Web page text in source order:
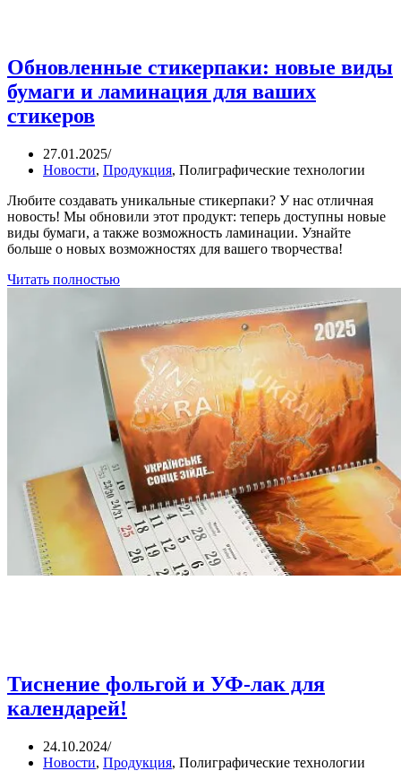
Обновленные стикерпаки: новые виды
бумаги и ламинация для ваших
стикеров
27.01.2025/
Новости, Продукция, Полиграфические технологии
Любите создавать уникальные стикерпаки? У нас отличная
новость! Мы обновили этот продукт: теперь доступны новые
виды бумаги, а также возможность ламинации. Узнайте
больше о новых возможностях для вашего творчества!
Читать полностью
Тиснение фольгой и УФ-лак для
календарей!
24.10.2024/
Новости, Продукция, Полиграфические технологии